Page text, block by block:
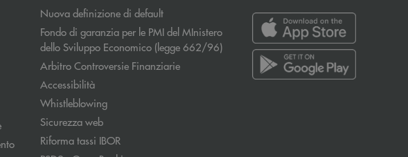
Nuova definizione di default
Fondo di garanzia per le PMI del MInistero
dello Sviluppo Economico (legge 662/96)Apre una nuova finestra
Arbitro Controversie FinanziarieApre una nuova finestra
Accessibilità
Whistleblowing
Sicurezza web
Riforma tassi IBOR